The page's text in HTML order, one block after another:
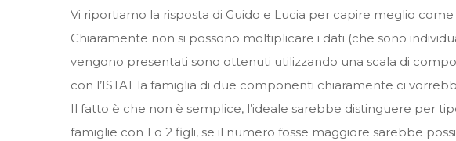
Vi riportiamo la risposta di Guido e Lucia per capire meglio
Chiaramente non si possono moltiplicare i dati (che sono
vengono presentati sono ottenuti utilizzando una scala di
con l’ISTAT la famiglia di due componenti chiaramente ci
Il fatto è che non è semplice, l’ideale sarebbe distinguere per
famiglie con 1 o 2 figli, se il numero fosse maggiore sarebbe